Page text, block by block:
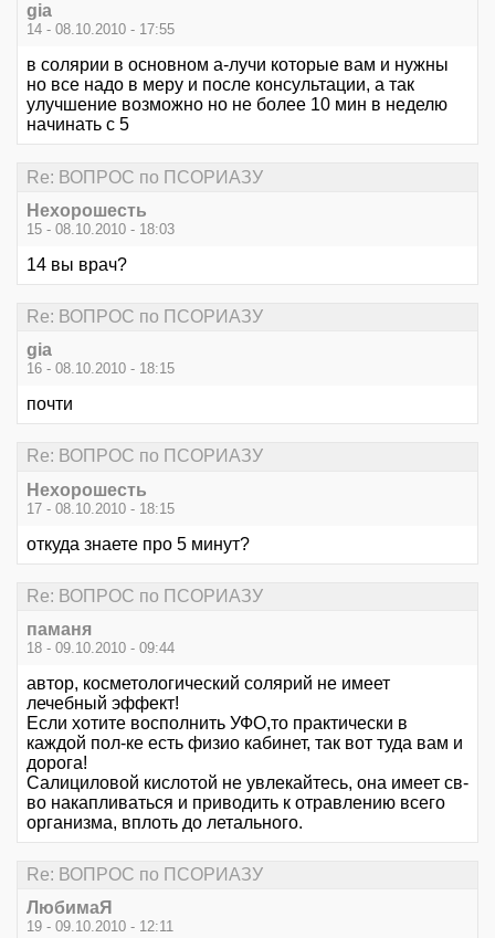
gia
14 - 08.10.2010 - 17:55
в солярии в основном а-лучи которые вам и нужны
но все надо в меру и после консультации, а так
улучшение возможно но не более 10 мин в неделю
начинать с 5
Re: ВОПРОС по ПСОРИАЗУ
Нехорошесть
15 - 08.10.2010 - 18:03
14 вы врач?
Re: ВОПРОС по ПСОРИАЗУ
gia
16 - 08.10.2010 - 18:15
почти
Re: ВОПРОС по ПСОРИАЗУ
Нехорошесть
17 - 08.10.2010 - 18:15
откуда знаете про 5 минут?
Re: ВОПРОС по ПСОРИАЗУ
паманя
18 - 09.10.2010 - 09:44
автор, косметологический солярий не имеет
лечебный эффект!
Если хотите восполнить УФО,то практически в
каждой пол-ке есть физио кабинет, так вот туда вам и
дорога!
Салициловой кислотой не увлекайтесь, она имеет св-
во накапливаться и приводить к отравлению всего
организма, вплоть до летального.
Re: ВОПРОС по ПСОРИАЗУ
ЛюбимаЯ
19 - 09.10.2010 - 12:11